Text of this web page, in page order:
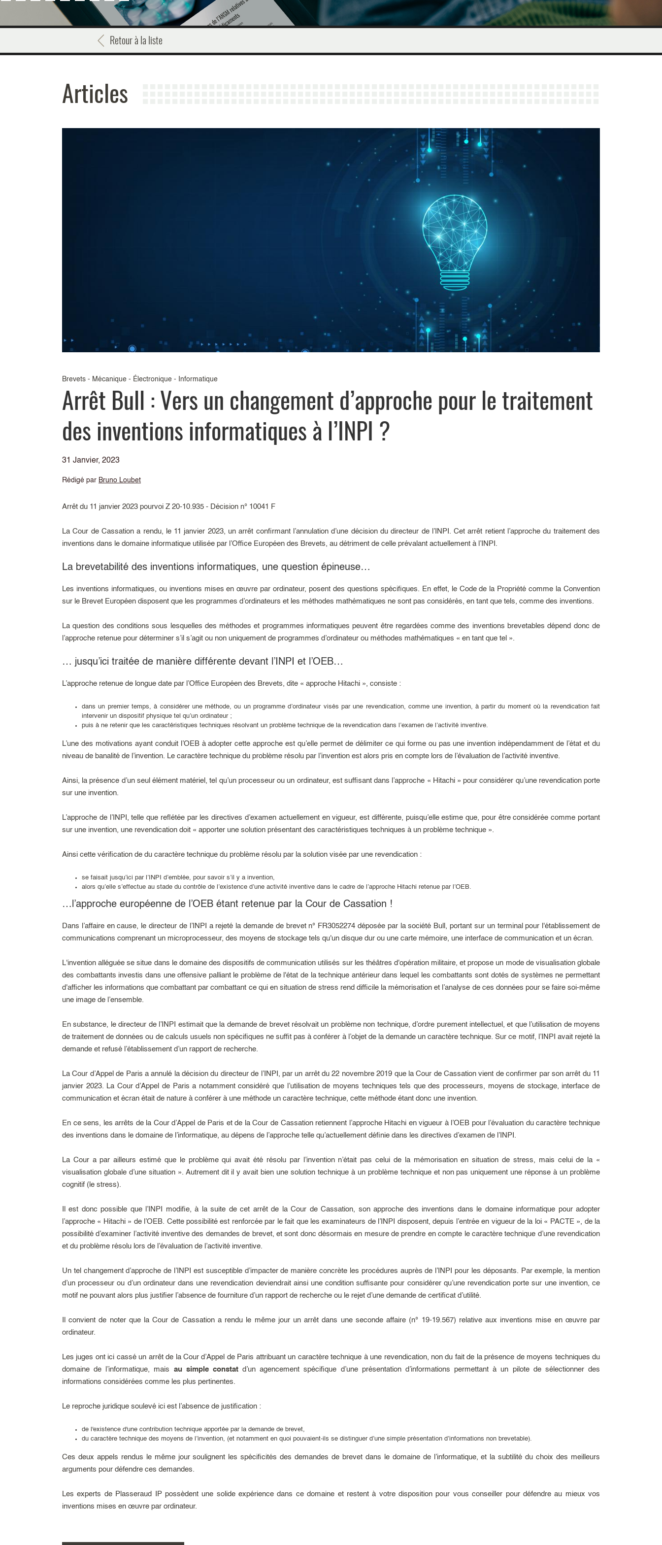
Retour à la liste
Articles
Brevets - Mécanique - Électronique - Informatique
Arrêt Bull : Vers un changement d’approche pour le traitement
des inventions informatiques à l’INPI ?
31 Janvier, 2023
Rédigé par Bruno Loubet
Arrêt du 11 janvier 2023 pourvoi Z 20-10.935 - Décision n° 10041 F
La Cour de Cassation a rendu, le 11 janvier 2023, un arrêt confirmant l’annulation d’une décision du directeur de l’INPI. Cet arrêt retient l’approche du traitement des
inventions dans le domaine informatique utilisée par l’Office Européen des Brevets, au détriment de celle prévalant actuellement à l’INPI.
La brevetabilité des inventions informatiques, une question épineuse…
Les inventions informatiques, ou inventions mises en œuvre par ordinateur, posent des questions spécifiques. En effet, le Code de la Propriété comme la Convention
sur le Brevet Européen disposent que les programmes d’ordinateurs et les méthodes mathématiques ne sont pas considérés, en tant que tels, comme des inventions.
La question des conditions sous lesquelles des méthodes et programmes informatiques peuvent être regardées comme des inventions brevetables dépend donc de
l’approche retenue pour déterminer s’il s’agit ou non uniquement de programmes d’ordinateur ou méthodes mathématiques « en tant que tel ».
… jusqu’ici traitée de manière différente devant l’INPI et l’OEB…
L’approche retenue de longue date par l’Office Européen des Brevets, dite « approche Hitachi », consiste :
dans un premier temps, à considérer une méthode, ou un programme d’ordinateur visés par une revendication, comme une invention, à partir du moment où la revendication fait
intervenir un dispositif physique tel qu’un ordinateur ;
puis à ne retenir que les caractéristiques techniques résolvant un problème technique de la revendication dans l’examen de l’activité inventive.
L’une des motivations ayant conduit l’OEB à adopter cette approche est qu’elle permet de délimiter ce qui forme ou pas une invention indépendamment de l’état et du
niveau de banalité de l’invention. Le caractère technique du problème résolu par l’invention est alors pris en compte lors de l’évaluation de l’activité inventive.
Ainsi, la présence d’un seul élément matériel, tel qu’un processeur ou un ordinateur, est suffisant dans l’approche « Hitachi » pour considérer qu’une revendication porte
sur une invention.
L’approche de l’INPI, telle que reflétée par les directives d’examen actuellement en vigueur, est différente, puisqu’elle estime que, pour être considérée comme portant
sur une invention, une revendication doit « apporter une solution présentant des caractéristiques techniques à un problème technique ».
Ainsi cette vérification de du caractère technique du problème résolu par la solution visée par une revendication :
se faisait jusqu’ici par l’INPI d’emblée, pour savoir s’il y a invention,
alors qu’elle s’effectue au stade du contrôle de l’existence d’une activité inventive dans le cadre de l’approche Hitachi retenue par l’OEB.
…l’approche européenne de l’OEB étant retenue par la Cour de Cassation !
Dans l’affaire en cause, le directeur de l’INPI a rejeté la demande de brevet n° FR3052274 déposée par la société Bull, portant sur un terminal pour l'établissement de
communications comprenant un microprocesseur, des moyens de stockage tels qu'un disque dur ou une carte mémoire, une interface de communication et un écran.
L'invention alléguée se situe dans le domaine des dispositifs de communication utilisés sur les théâtres d'opération militaire, et propose un mode de visualisation globale
des combattants investis dans une offensive palliant le problème de l'état de la technique antérieur dans lequel les combattants sont dotés de systèmes ne permettant
d'afficher les informations que combattant par combattant ce qui en situation de stress rend difficile la mémorisation et l’analyse de ces données pour se faire soi-même
une image de l’ensemble.
En substance, le directeur de l’INPI estimait que la demande de brevet résolvait un problème non technique, d’ordre purement intellectuel, et que l’utilisation de moyens
de traitement de données ou de calculs usuels non spécifiques ne suffit pas à conférer à l’objet de la demande un caractère technique. Sur ce motif, l’INPI avait rejeté la
demande et refusé l’établissement d’un rapport de recherche.
La Cour d’Appel de Paris a annulé la décision du directeur de l’INPI, par un arrêt du 22 novembre 2019 que la Cour de Cassation vient de confirmer par son arrêt du 11
janvier 2023. La Cour d’Appel de Paris a notamment considéré que l’utilisation de moyens techniques tels que des processeurs, moyens de stockage, interface de
communication et écran était de nature à conférer à une méthode un caractère technique, cette méthode étant donc une invention.
En ce sens, les arrêts de la Cour d’Appel de Paris et de la Cour de Cassation retiennent l’approche Hitachi en vigueur à l’OEB pour l’évaluation du caractère technique
des inventions dans le domaine de l’informatique, au dépens de l’approche telle qu’actuellement définie dans les directives d’examen de l’INPI.
La Cour a par ailleurs estimé que le problème qui avait été résolu par l’invention n’était pas celui de la mémorisation en situation de stress, mais celui de la «
visualisation globale d’une situation ». Autrement dit il y avait bien une solution technique à un problème technique et non pas uniquement une réponse à un problème
cognitif (le stress).
Il est donc possible que l’INPI modifie, à la suite de cet arrêt de la Cour de Cassation, son approche des inventions dans le domaine informatique pour adopter
l’approche « Hitachi » de l’OEB. Cette possibilité est renforcée par le fait que les examinateurs de l’INPI disposent, depuis l’entrée en vigueur de la loi « PACTE », de la
possibilité d’examiner l’activité inventive des demandes de brevet, et sont donc désormais en mesure de prendre en compte le caractère technique d’une revendication
et du problème résolu lors de l’évaluation de l’activité inventive.
Un tel changement d’approche de l’INPI est susceptible d’impacter de manière concrète les procédures auprès de l’INPI pour les déposants. Par exemple, la mention
d’un processeur ou d’un ordinateur dans une revendication deviendrait ainsi une condition suffisante pour considérer qu’une revendication porte sur une invention, ce
motif ne pouvant alors plus justifier l’absence de fourniture d’un rapport de recherche ou le rejet d’une demande de certificat d’utilité.
Il convient de noter que la Cour de Cassation a rendu le même jour un arrêt dans une seconde affaire (n° 19-19.567) relative aux inventions mise en œuvre par
ordinateur.
Les juges ont ici cassé un arrêt de la Cour d’Appel de Paris attribuant un caractère technique à une revendication, non du fait de la présence de moyens techniques du
domaine de l’informatique, mais au simple constatd’un agencement spécifique d’une présentation d’informations permettant à un pilote de sélectionner des
informations considérées comme les plus pertinentes.
Le reproche juridique soulevé ici est l’absence de justification :
de l'existence d'une contribution technique apportée par la demande de brevet,
du caractère technique des moyens de l’invention, (et notamment en quoi pouvaient-ils se distinguer d’une simple présentation d’informations non brevetable).
Ces deux appels rendus le même jour soulignent les spécificités des demandes de brevet dans le domaine de l’informatique, et la subtilité du choix des meilleurs
arguments pour défendre ces demandes.
Les experts de Plasseraud IP possèdent une solide expérience dans ce domaine et restent à votre disposition pour vous conseiller pour défendre au mieux vos
inventions mises en œuvre par ordinateur.